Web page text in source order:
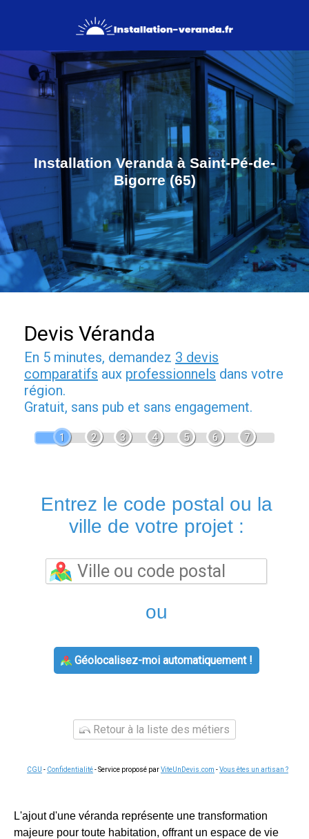
Installation Veranda à Saint-Pé-de-
Bigorre (65)
Devis Véranda
En 5 minutes, demandez 3 devis
comparatifs aux professionnels dans votre
région.
Gratuit, sans pub et sans engagement.
1 2 3 4 5 6 7
Entrez le code postal ou la
ville de votre projet :
ou
Géolocalisez-moi automatiquement !
Retour à la liste des métiers
CGU - Confidentialité- Service proposé parViteUnDevis.com -Vous êtes un artisan ?
L'ajout d'une véranda représente une transformation
majeure pour toute habitation, offrant un espace de vie